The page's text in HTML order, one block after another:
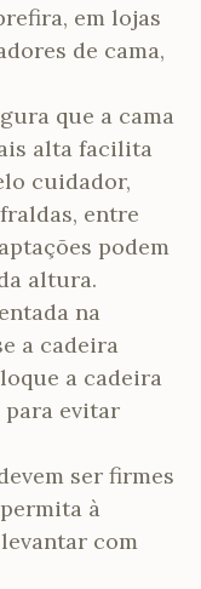
em lojas
de cama,
que a cama
alta facilita
cuidador,
entre
podem
altura.
na
a cadeira
a cadeira
para evitar
ser firmes
à
com